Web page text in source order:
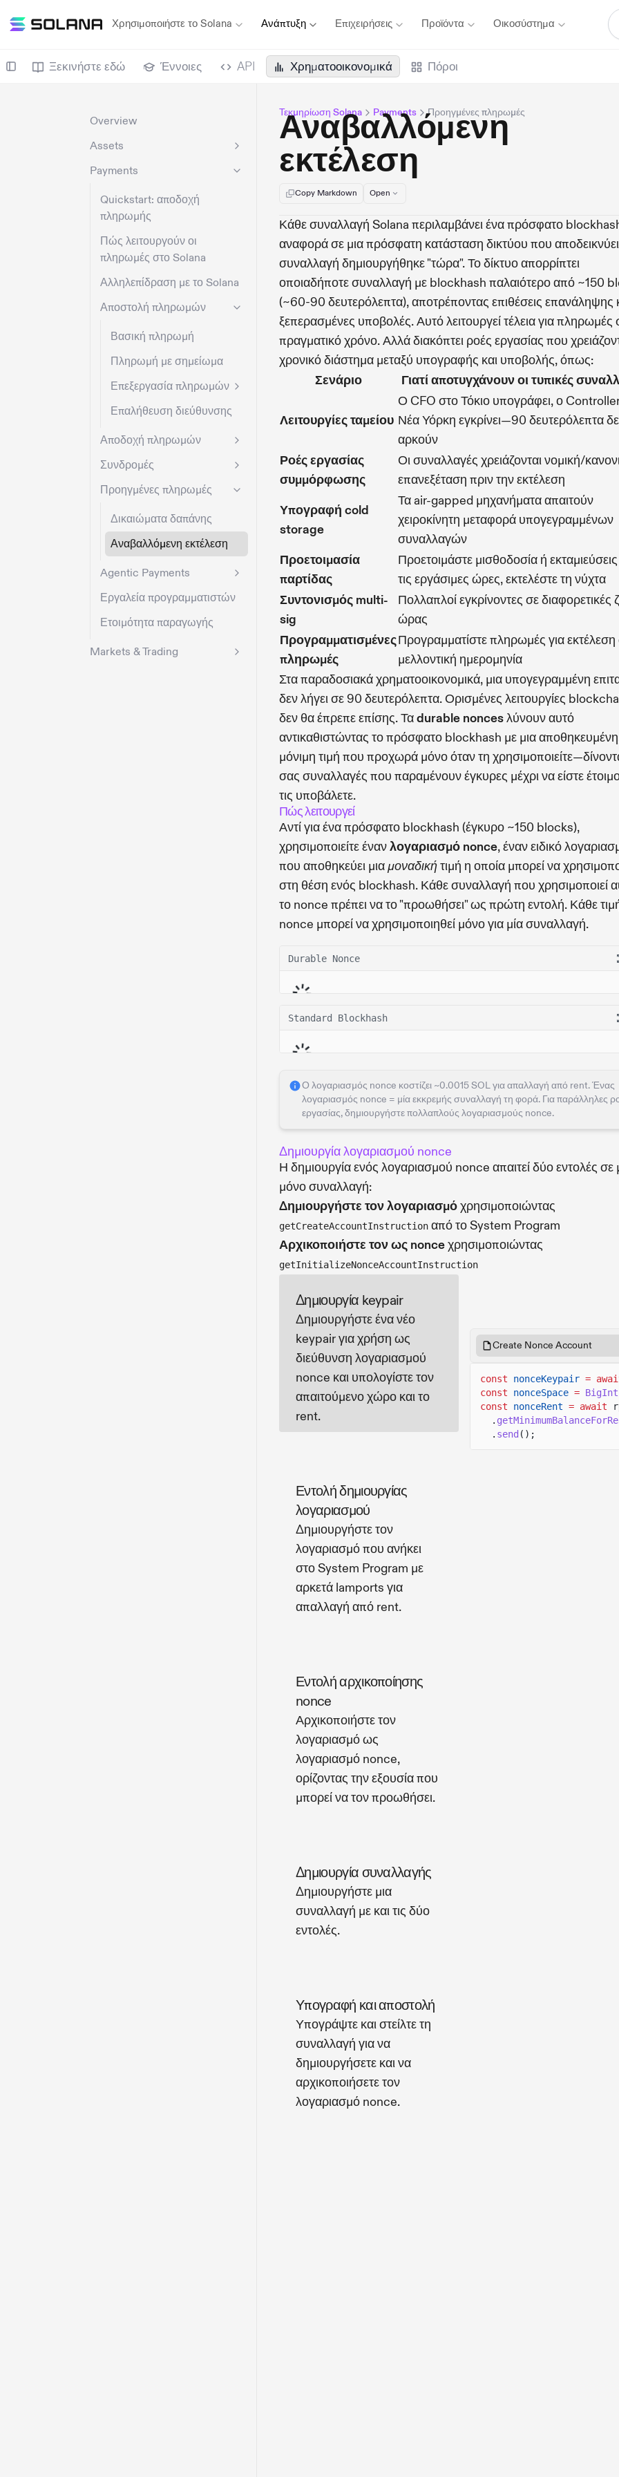
Χρησιμοποιήστε το Solana Ανάπτυξη Επιχειρήσεις Προϊόντα Οικοσύστημα
Ξεκινήστε εδώ Έννοιες API Χρηματοοικονομικά Πόροι
Overview
Assets
Payments
Quickstart: αποδοχή
πληρωμής
Πώς λειτουργούν οι
πληρωμές στο Solana
Αλληλεπίδραση με το Solana
Αποστολή πληρωμών
Βασική πληρωμή
Πληρωμή με σημείωμα
Επεξεργασία πληρωμών
Επαλήθευση διεύθυνσης
Αποδοχή πληρωμών
Συνδρομές
Προηγμένες πληρωμές
Δικαιώματα δαπάνης
Αναβαλλόμενη εκτέλεση
Agentic Payments
Εργαλεία προγραμματιστών
Ετοιμότητα παραγωγής
Markets & Trading
Τεκμηρίωση Solana Payments Προηγμένες πληρωμές
Αναβαλλόμενη
εκτέλεση
Copy Markdown Open
Κάθε συναλλαγή Solana περιλαμβάνει ένα πρόσφατο
αναφορά σε μια πρόσφατη κατάσταση δικτύου που αποδεικνύει
συναλλαγή δημιουργήθηκε "τώρα". Το δίκτυο απορρίπτει
οποιαδήποτε συναλλαγή με blockhash παλαιότερο από ~150
(~60-90 δευτερόλεπτα), αποτρέποντας επιθέσεις επανάληψης
ξεπερασμένες υποβολές. Αυτό λειτουργεί τέλεια για πληρωμές
πραγματικό χρόνο. Αλλά διακόπτει ροές εργασίας που
χρονικό διάστημα μεταξύ υπογραφής και υποβολής, όπως:
Σενάριο
Γιατί αποτυγχάνουν οι τυπικές
Λειτουργίες ταμείου
Ο CFO στο Τόκιο υπογράφει, ο
Νέα Υόρκη εγκρίνει—90 δευτερόλεπτα
αρκούν
Ροές εργασίας
συμμόρφωσης
Οι συναλλαγές χρειάζονται νομική/
επανεξέταση πριν την εκτέλεση
Υπογραφή cold
storage
Τα air-gapped μηχανήματα απαιτούν
χειροκίνητη μεταφορά υπογεγραμμένων
συναλλαγών
Προετοιμασία
παρτίδας
Προετοιμάστε μισθοδοσία ή
τις εργάσιμες ώρες, εκτελέστε τη νύχτα
Συντονισμός multi-
sig
Πολλαπλοί εγκρίνοντες σε διαφορετικές
ώρας
Προγραμματισμένες
πληρωμές
Προγραμματίστε πληρωμές για εκτέλεση
μελλοντική ημερομηνία
Στα παραδοσιακά χρηματοοικονομικά, μια υπογεγραμμένη
δεν λήγει σε 90 δευτερόλεπτα. Ορισμένες λειτουργίες
δεν θα έπρεπε επίσης. Ταdurable noncesλύνουν αυτό
αντικαθιστώντας το πρόσφατο blockhash με μια
μόνιμη τιμή που προχωρά μόνο όταν τη
σας συναλλαγές που παραμένουν έγκυρες μέχρι να είστε
τις υποβάλετε.
Πώς λειτουργεί
Αντί για ένα πρόσφατο blockhash (έγκυρο ~150 blocks),
χρησιμοποιείτε ένανλογαριασμό nonce, έναν ειδικό
που αποθηκεύει μια μοναδική τιμή η οποία μπορεί να
στη θέση ενός blockhash. Κάθε συναλλαγή που χρησιμοποιεί
το nonce πρέπει να το "προωθήσει" ως πρώτη εντολή. Κάθε
nonce μπορεί να χρησιμοποιηθεί μόνο για μία συναλλαγή.
Durable Nonce
Standard Blockhash
Ο λογαριασμός nonce κοστίζει ~0.0015 SOL για απαλλαγή από rent. Ένας
λογαριασμός nonce = μία εκκρεμής συναλλαγή τη φορά. Για παράλληλες
εργασίας, δημιουργήστε πολλαπλούς λογαριασμούς nonce.
Δημιουργία λογαριασμού nonce
Η δημιουργία ενός λογαριασμού nonce απαιτεί δύο εντολές σε
μόνο συναλλαγή:
Δημιουργήστε τον λογαριασμόχρησιμοποιώντας
getCreateAccountInstruction από το System Program
Αρχικοποιήστε τον ως nonceχρησιμοποιώντας
getInitializeNonceAccountInstruction
Δημιουργία keypair
Δημιουργήστε ένα νέο
keypair για χρήση ως
διεύθυνση λογαριασμού
nonce και υπολογίστε τον
απαιτούμενο χώρο και το
rent.
Εντολή δημιουργίας
λογαριασμού
Δημιουργήστε τον
λογαριασμό που ανήκει
στο System Program με
αρκετά lamports για
απαλλαγή από rent.
Εντολή αρχικοποίησης
nonce
Αρχικοποιήστε τον
λογαριασμό ως
λογαριασμό nonce,
ορίζοντας την εξουσία που
μπορεί να τον προωθήσει.
Δημιουργία συναλλαγής
Δημιουργήστε μια
συναλλαγή με και τις δύο
εντολές.
Υπογραφή και αποστολή
Υπογράψτε και στείλτε τη
συναλλαγή για να
δημιουργήσετε και να
αρχικοποιήσετε τον
λογαριασμό nonce.
Create Nonce Account
const nonceKeypair =
const
nonceSpace = BigInt
const
nonceRent = await
.
. send ();